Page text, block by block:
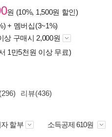
원 (10%, 1,500원 할인)
+ 멤버십(3~1%)
상 구매시 2,000원
1만5천원 이상 무료)
리뷰(436)
할부 소득공제 610원